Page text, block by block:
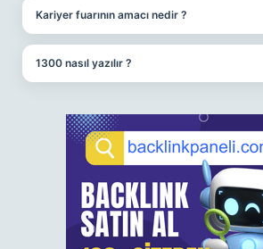
Kariyer fuarının amacı nedir ?
1300 nasıl yazılır ?